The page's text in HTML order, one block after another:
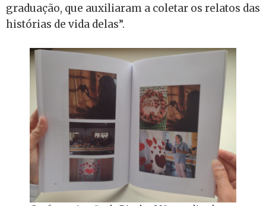
graduação, que auxiliaram a coletar os relatos das
histórias de vida delas”.